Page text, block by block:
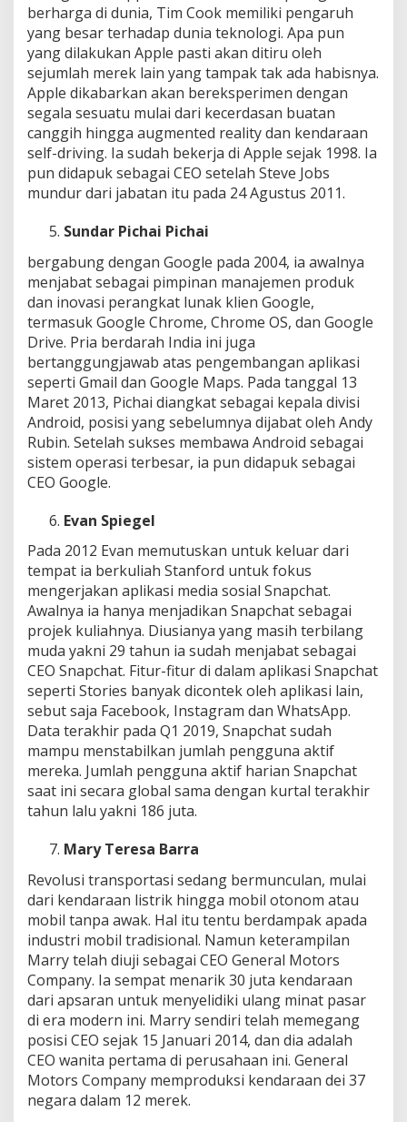
berharga di dunia, Tim Cook memiliki pengaruh
yang besar terhadap dunia teknologi. Apa pun
yang dilakukan Apple pasti akan ditiru oleh
sejumlah merek lain yang tampak tak ada habisnya.
Apple dikabarkan akan bereksperimen dengan
segala sesuatu mulai dari kecerdasan buatan
canggih hingga augmented reality dan kendaraan
self-driving. Ia sudah bekerja di Apple sejak 1998. Ia
pun didapuk sebagai CEO setelah Steve Jobs
mundur dari jabatan itu pada 24 Agustus 2011.
Sundar Pichai Pichai
bergabung dengan Google pada 2004, ia awalnya
menjabat sebagai pimpinan manajemen produk
dan inovasi perangkat lunak klien Google,
termasuk Google Chrome, Chrome OS, dan Google
Drive. Pria berdarah India ini juga
bertanggungjawab atas pengembangan aplikasi
seperti Gmail dan Google Maps. Pada tanggal 13
Maret 2013, Pichai diangkat sebagai kepala divisi
Android, posisi yang sebelumnya dijabat oleh Andy
Rubin. Setelah sukses membawa Android sebagai
sistem operasi terbesar, ia pun didapuk sebagai
CEO Google.
Evan Spiegel
Pada 2012 Evan memutuskan untuk keluar dari
tempat ia berkuliah Stanford untuk fokus
mengerjakan aplikasi media sosial Snapchat.
Awalnya ia hanya menjadikan Snapchat sebagai
projek kuliahnya. Diusianya yang masih terbilang
muda yakni 29 tahun ia sudah menjabat sebagai
CEO Snapchat. Fitur-fitur di dalam aplikasi Snapchat
seperti Stories banyak dicontek oleh aplikasi lain,
sebut saja Facebook, Instagram dan WhatsApp.
Data terakhir pada Q1 2019, Snapchat sudah
mampu menstabilkan jumlah pengguna aktif
mereka. Jumlah pengguna aktif harian Snapchat
saat ini secara global sama dengan kurtal terakhir
tahun lalu yakni 186 juta.
Mary Teresa Barra
Revolusi transportasi sedang bermunculan, mulai
dari kendaraan listrik hingga mobil otonom atau
mobil tanpa awak. Hal itu tentu berdampak apada
industri mobil tradisional. Namun keterampilan
Marry telah diuji sebagai CEO General Motors
Company. Ia sempat menarik 30 juta kendaraan
dari apsaran untuk menyelidiki ulang minat pasar
di era modern ini. Marry sendiri telah memegang
posisi CEO sejak 15 Januari 2014, dan dia adalah
CEO wanita pertama di perusahaan ini. General
Motors Company memproduksi kendaraan dei 37
negara dalam 12 merek.